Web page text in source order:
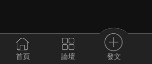
首頁 論壇 發文